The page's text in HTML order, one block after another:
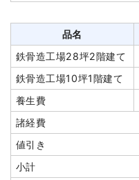
植木・植栽撤去
ブロック塀撤去
家具・家電処分
家具・家電処分
室内残置物撤去
品名
鉄骨造工場28坪2階建て
鉄骨造工場10坪1階建て
養生費
諸経費
値引き
小計